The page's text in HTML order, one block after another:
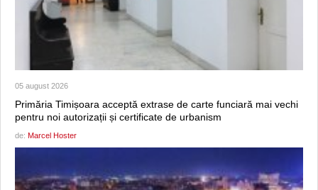
05 august 2026
Primăria Timișoara acceptă extrase de carte funciară mai vechi
pentru noi autorizații și certificate de urbanism
de: Marcel Hoster